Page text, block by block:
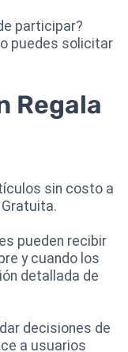
participar?
puedes solicitar
Regala
sin costo a
pueden recibir
y cuando los
detallada de
decisiones de
a usuarios